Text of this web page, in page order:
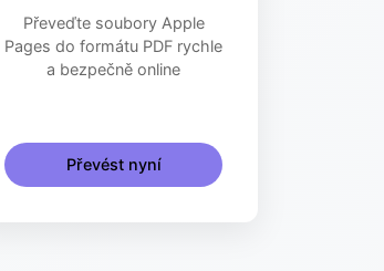
Převeďte soubory Apple
Pages do formátu PDF rychle
a bezpečně online
Převést nyní